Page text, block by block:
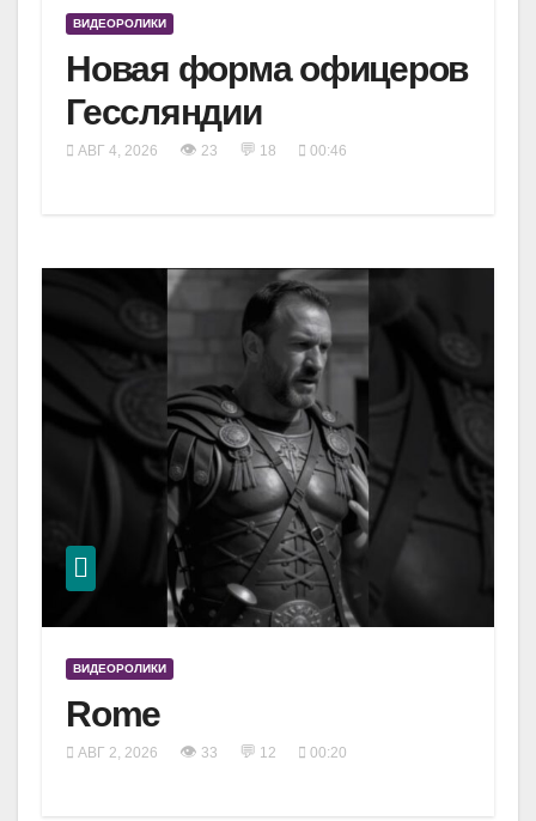
ВИДЕОРОЛИКИ
Новая форма офицеров
Гессляндии
АВГ 4, 2026 👁 23 💬 18 00:46
ВИДЕОРОЛИКИ
Rome
АВГ 2, 2026 👁 33 💬 12 00:20